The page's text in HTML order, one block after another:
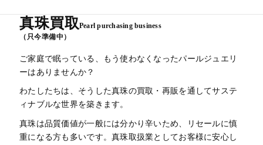
真珠買取Pearl purchasing business
（只今準備中）
ご家庭で眠っている、もう使わなくなったパールジュエリ
ーはありませんか？
わたしたちは、そうした真珠の買取・再販を通してサステ
ィナブルな世界を築きます。
真珠は品質価値が一般には分かり辛いため、リセールに慎
重になる方も多いです。真珠取扱業としてお客様に安心し